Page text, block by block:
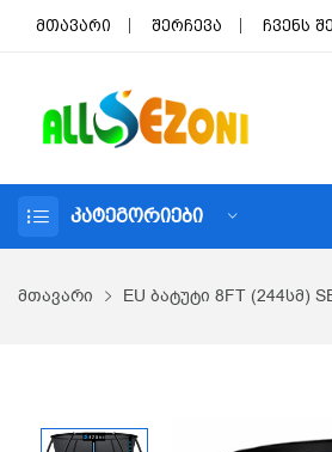
მთავარი შერჩევა ჩვენს
ᲙᲐᲢᲔᲒᲝᲠᲘᲔᲑᲘ
მთავარი EU ბატუტი 8FT (244სმ)